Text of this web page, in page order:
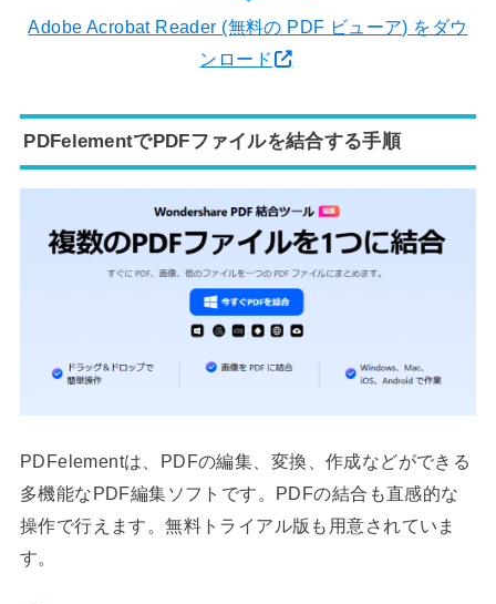
Adobe Acrobat Reader (無料の PDF ビューア) をダウ
ンロード
PDFelementでPDFファイルを結合する手順
PDFelementは、PDFの編集、変換、作成などができる
多機能なPDF編集ソフトです。PDFの結合も直感的な
操作で行えます。無料トライアル版も用意されていま
す。